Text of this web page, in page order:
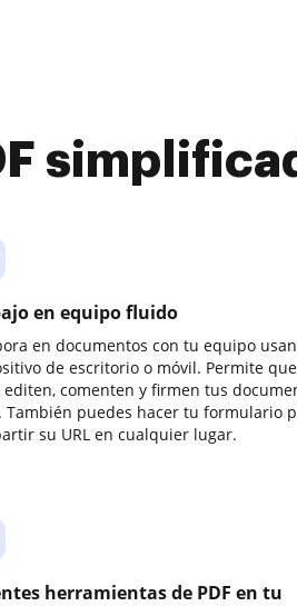
en equipo fluido
en documentos con tu equipo
de escritorio o móvil. Permite
editen, comenten y firmen tus
También puedes hacer tu formulario
su URL en cualquier lugar.
herramientas de PDF en tu